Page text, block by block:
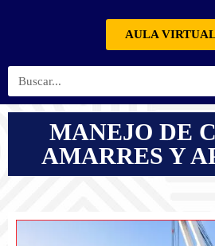
AULA
MANEJO DE
AMARRES Y